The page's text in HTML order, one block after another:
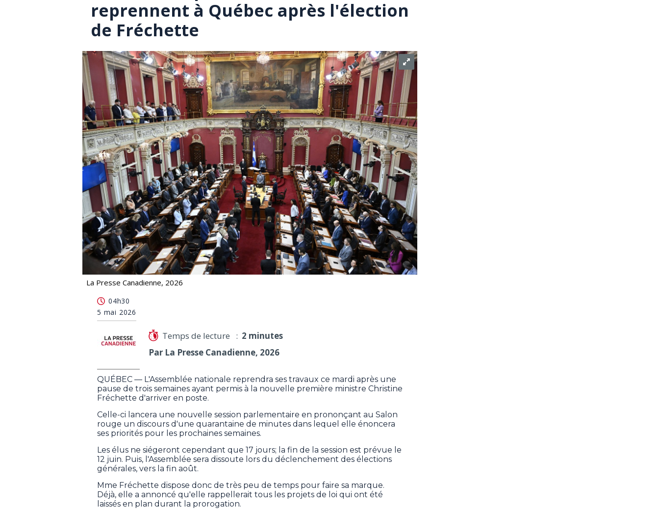
reprennent à Québec après l'élection
de Fréchette
La Presse Canadienne, 2026
04h30
5 mai 2026
Temps de lecture : 2 minutes
Par La Presse Canadienne, 2026
QUÉBEC — L'Assemblée nationale reprendra ses travaux ce mardi après une
pause de trois semaines ayant permis à la nouvelle première ministre Christine
Fréchette d'arriver en poste.
Celle-ci lancera une nouvelle session parlementaire en prononçant au Salon
rouge un discours d'une quarantaine de minutes dans lequel elle énoncera
ses priorités pour les prochaines semaines.
Les élus ne siégeront cependant que 17 jours; la fin de la session est prévue le
12 juin. Puis, l'Assemblée sera dissoute lors du déclenchement des élections
générales, vers la fin août.
Mme Fréchette dispose donc de très peu de temps pour faire sa marque.
Déjà, elle a annoncé qu'elle rappellerait tous les projets de loi qui ont été
laissés en plan durant la prorogation.